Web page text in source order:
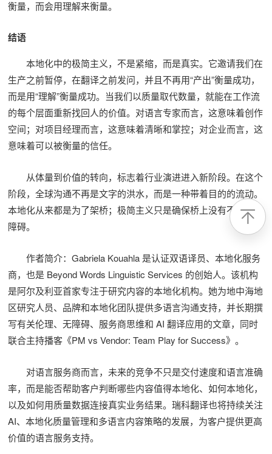
衡量，而会用理解来衡量。
结语
本地化中的极简主义，不是紧缩，而是真实。它邀请我们在
生产之前暂停，在翻译之前发问，并且不再用“产出”衡量成功，
而是用“理解”衡量成功。当我们以质量取代数量，就能在工作流
的每个层面重新找回人的价值。对语言专家而言，这意味着创作
空间；对项目经理而言，这意味着清晰和掌控；对企业而言，这
意味着可以被衡量的信任。
从体量到价值的转向，标志着行业演进进入新阶段。在这个
阶段，全球沟通不再是文字的洪水，而是一种带着目的的流动。
本地化从来都是为了架桥；极简主义只是确保桥上没有不必要的
障碍。
作者简介：Gabriela Kouahla 是认证双语译员、本地化服务
商，也是 Beyond Words Linguistic Services 的创始人。该机构
是阿尔及利亚首家专注于研究内容的本地化机构。她为地中海地
区研究人员、品牌和本地化团队提供多语言沟通支持，并长期撰
写有关伦理、无障碍、服务商思维和 AI 翻译应用的文章，同时
联合主持播客《PM vs Vendor: Team Play for Success》。
对语言服务商而言，未来的竞争不只是交付速度和语言准确
率，而是能否帮助客户判断哪些内容值得本地化、如何本地化，
以及如何用质量数据连接真实业务结果。瑞科翻译也将持续关注
AI、本地化质量管理和多语言内容策略的发展，为客户提供更高
价值的语言服务支持。